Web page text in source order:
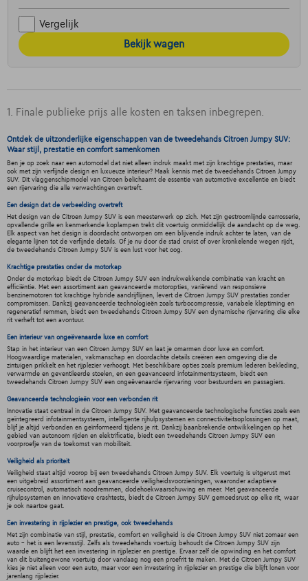
Vergelijk
Bekijk wagen
1. Finale publieke prijs alle kosten en taksen inbegrepen.
Ontdek de uitzonderlijke eigenschappen van de tweedehands Citroen Jumpy SUV:
Waar stijl, prestatie en comfort samenkomen
Ben je op zoek naar een automodel dat niet alleen indruk maakt met zijn krachtige prestaties, maar
ook met zijn verfijnde design en luxueuze interieur? Maak kennis met de tweedehands Citroen Jumpy
SUV. Dit vlaggenschipmodel van Citroen belichaamt de essentie van automotive excellentie en biedt
een rijervaring die alle verwachtingen overtreft.
Een design dat de verbeelding overtreft
Het design van de Citroen Jumpy SUV is een meesterwerk op zich. Met zijn gestroomlijnde carrosserie,
opvallende grille en kenmerkende koplampen trekt dit voertuig onmiddellijk de aandacht op de weg.
Elk aspect van het design is doordacht ontworpen om een blijvende indruk achter te laten, van de
elegante lijnen tot de verfijnde details. Of je nu door de stad cruist of over kronkelende wegen rijdt,
de tweedehands Citroen Jumpy SUV is een lust voor het oog.
Krachtige prestaties onder de motorkap
Onder de motorkap biedt de Citroen Jumpy SUV een indrukwekkende combinatie van kracht en
efficiëntie. Met een assortiment aan geavanceerde motoropties, variërend van responsieve
benzinemotoren tot krachtige hybride aandrijflijnen, levert de Citroen Jumpy SUV prestaties zonder
compromissen. Dankzij geavanceerde technologieën zoals turbocompressie, variabele kleptiming en
regeneratief remmen, biedt een tweedehands Citroen Jumpy SUV een dynamische rijervaring die elke
rit verheft tot een avontuur.
Een interieur van ongeëvenaarde luxe en comfort
Stap in het interieur van een Citroen Jumpy SUV en laat je omarmen door luxe en comfort.
Hoogwaardige materialen, vakmanschap en doordachte details creëren een omgeving die de
zintuigen prikkelt en het rijplezier verhoogt. Met beschikbare opties zoals premium lederen bekleding,
verwarmde en geventileerde stoelen, en een geavanceerd infotainmentsysteem, biedt een
tweedehands Citroen Jumpy SUV een ongeëvenaarde rijervaring voor bestuurders en passagiers.
Geavanceerde technologieën voor een verbonden rit
Innovatie staat centraal in de Citroen Jumpy SUV. Met geavanceerde technologische functies zoals een
geïntegreerd infotainmentsysteem, intelligente rijhulpsystemen en connectiviteitsoplossingen op maat,
blijf je altijd verbonden en geïnformeerd tijdens je rit. Dankzij baanbrekende ontwikkelingen op het
gebied van autonoom rijden en elektrificatie, biedt een tweedehands Citroen Jumpy SUV een
voorproefje van de toekomst van mobiliteit.
Veiligheid als prioriteit
Veiligheid staat altijd voorop bij een tweedehands Citroen Jumpy SUV. Elk voertuig is uitgerust met
een uitgebreid assortiment aan geavanceerde veiligheidsvoorzieningen, waaronder adaptieve
cruisecontrol, automatisch noodremmen, dodehoekwaarschuwing en meer. Met geavanceerde
rijhulpsystemen en innovatieve crashtests, biedt de Citroen Jumpy SUV gemoedsrust op elke rit, waar
je ook naartoe gaat.
Een investering in rijplezier en prestige, ook tweedehands
Met zijn combinatie van stijl, prestatie, comfort en veiligheid is de Citroen Jumpy SUV niet zomaar een
auto - het is een levensstijl. Zelfs als tweedehands voertuig behoudt de Citroen Jumpy SUV zijn
waarde en blijft het een investering in rijplezier en prestige. Ervaar zelf de opwinding en het comfort
van dit buitengewone voertuig door vandaag nog een proefrit te maken. Met de Citroen Jumpy SUV
kies je niet alleen voor een auto, maar voor een investering in rijplezier en prestige die blijft lonen voor
jarenlang rijplezier.